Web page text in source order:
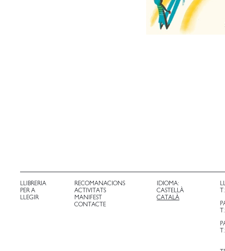
LLIBRERIA
PER A
LLEGIR
RECOMANACIONS
ACTIVITATS
MANIFEST
CONTACTE
IDIOMA:
CASTELLÀ
CATALÀ